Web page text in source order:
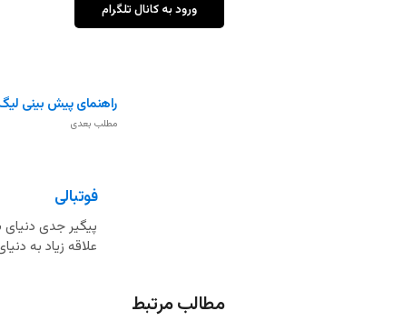
ورود به کانال تلگرام
راهنمای پیش بینی
مطلب بعدی
فوتبالی
پیگیر جدی دنیای
علاقه زیاد به
مطالب مرتبط